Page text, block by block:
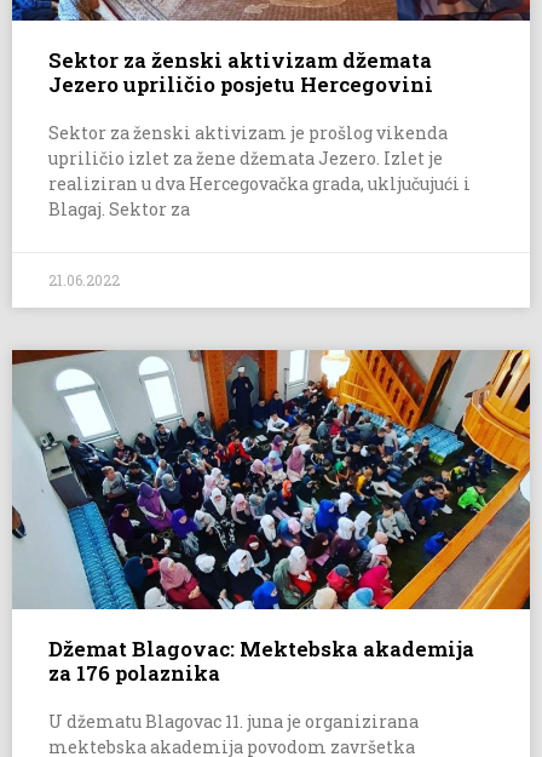
Sektor za ženski aktivizam džemata
Jezero upriličio posjetu Hercegovini
Sektor za ženski aktivizam je prošlog vikenda
upriličio izlet za žene džemata Jezero. Izlet je
realiziran u dva Hercegovačka grada, uključujući i
Blagaj. Sektor za
21.06.2022
Džemat Blagovac: Mektebska akademija
za 176 polaznika
U džematu Blagovac 11. juna je organizirana
mektebska akademija povodom završetka